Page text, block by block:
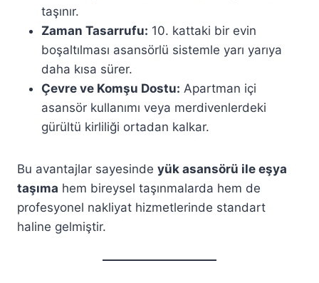
taşınır.
Zaman Tasarrufu: 10. kattaki bir evin
boşaltılması asansörlü sistemle yarı yarıya
daha kısa sürer.
Çevre ve Komşu Dostu: Apartman içi
asansör kullanımı veya merdivenlerdeki
gürültü kirliliği ortadan kalkar.
Bu avantajlar sayesinde yük asansörü ile eşya
taşıma hem bireysel taşınmalarda hem de
profesyonel nakliyat hizmetlerinde standart
haline gelmiştir.